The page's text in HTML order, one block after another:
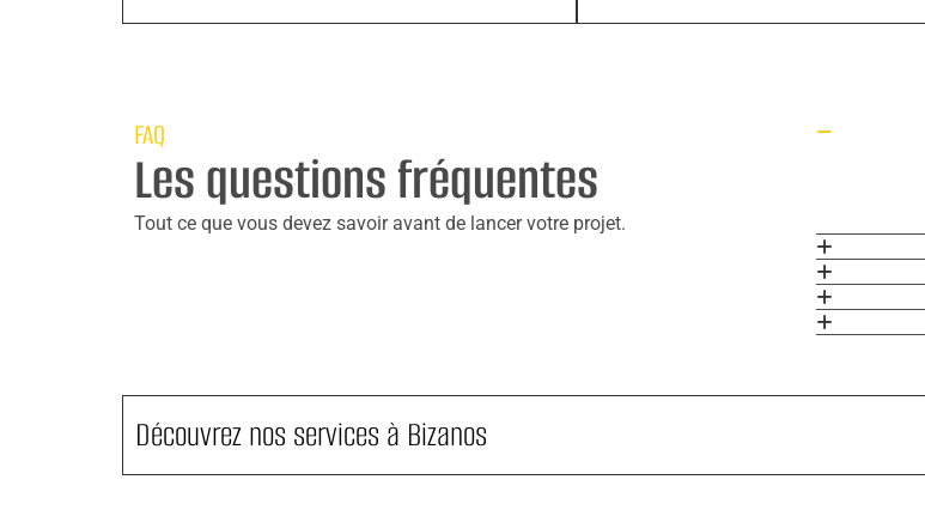
FAQ
Les questions fréquentes
Tout ce que vous devez savoir avant de lancer votre projet.
Découvrez nos services à Bizanos